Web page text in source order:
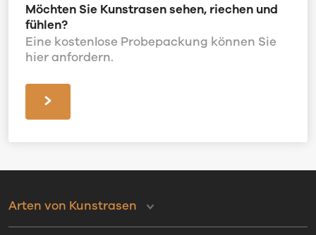
Möchten Sie Kunstrasen sehen, riechen und
fühlen?
Eine kostenlose Probepackung können Sie
hier anfordern.
Arten von Kunstrasen